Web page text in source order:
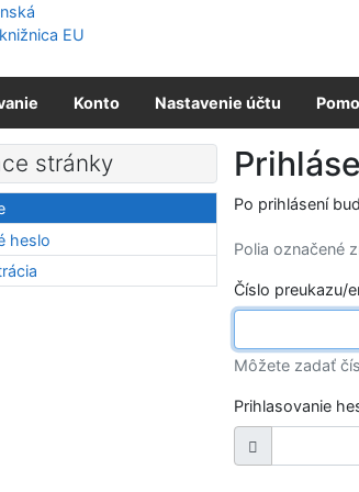
obsah
menu
o webovej prístupnosti
Konto Nastavenie účtu
Po prihlásení
Polia označené
Číslo preukazu/
Môžete zadať
Prihlasovanie
stránky
heslo